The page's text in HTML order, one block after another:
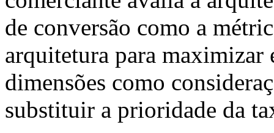
de conversão como a
arquitetura para maximizar
dimensões como
substituir a prioridade da